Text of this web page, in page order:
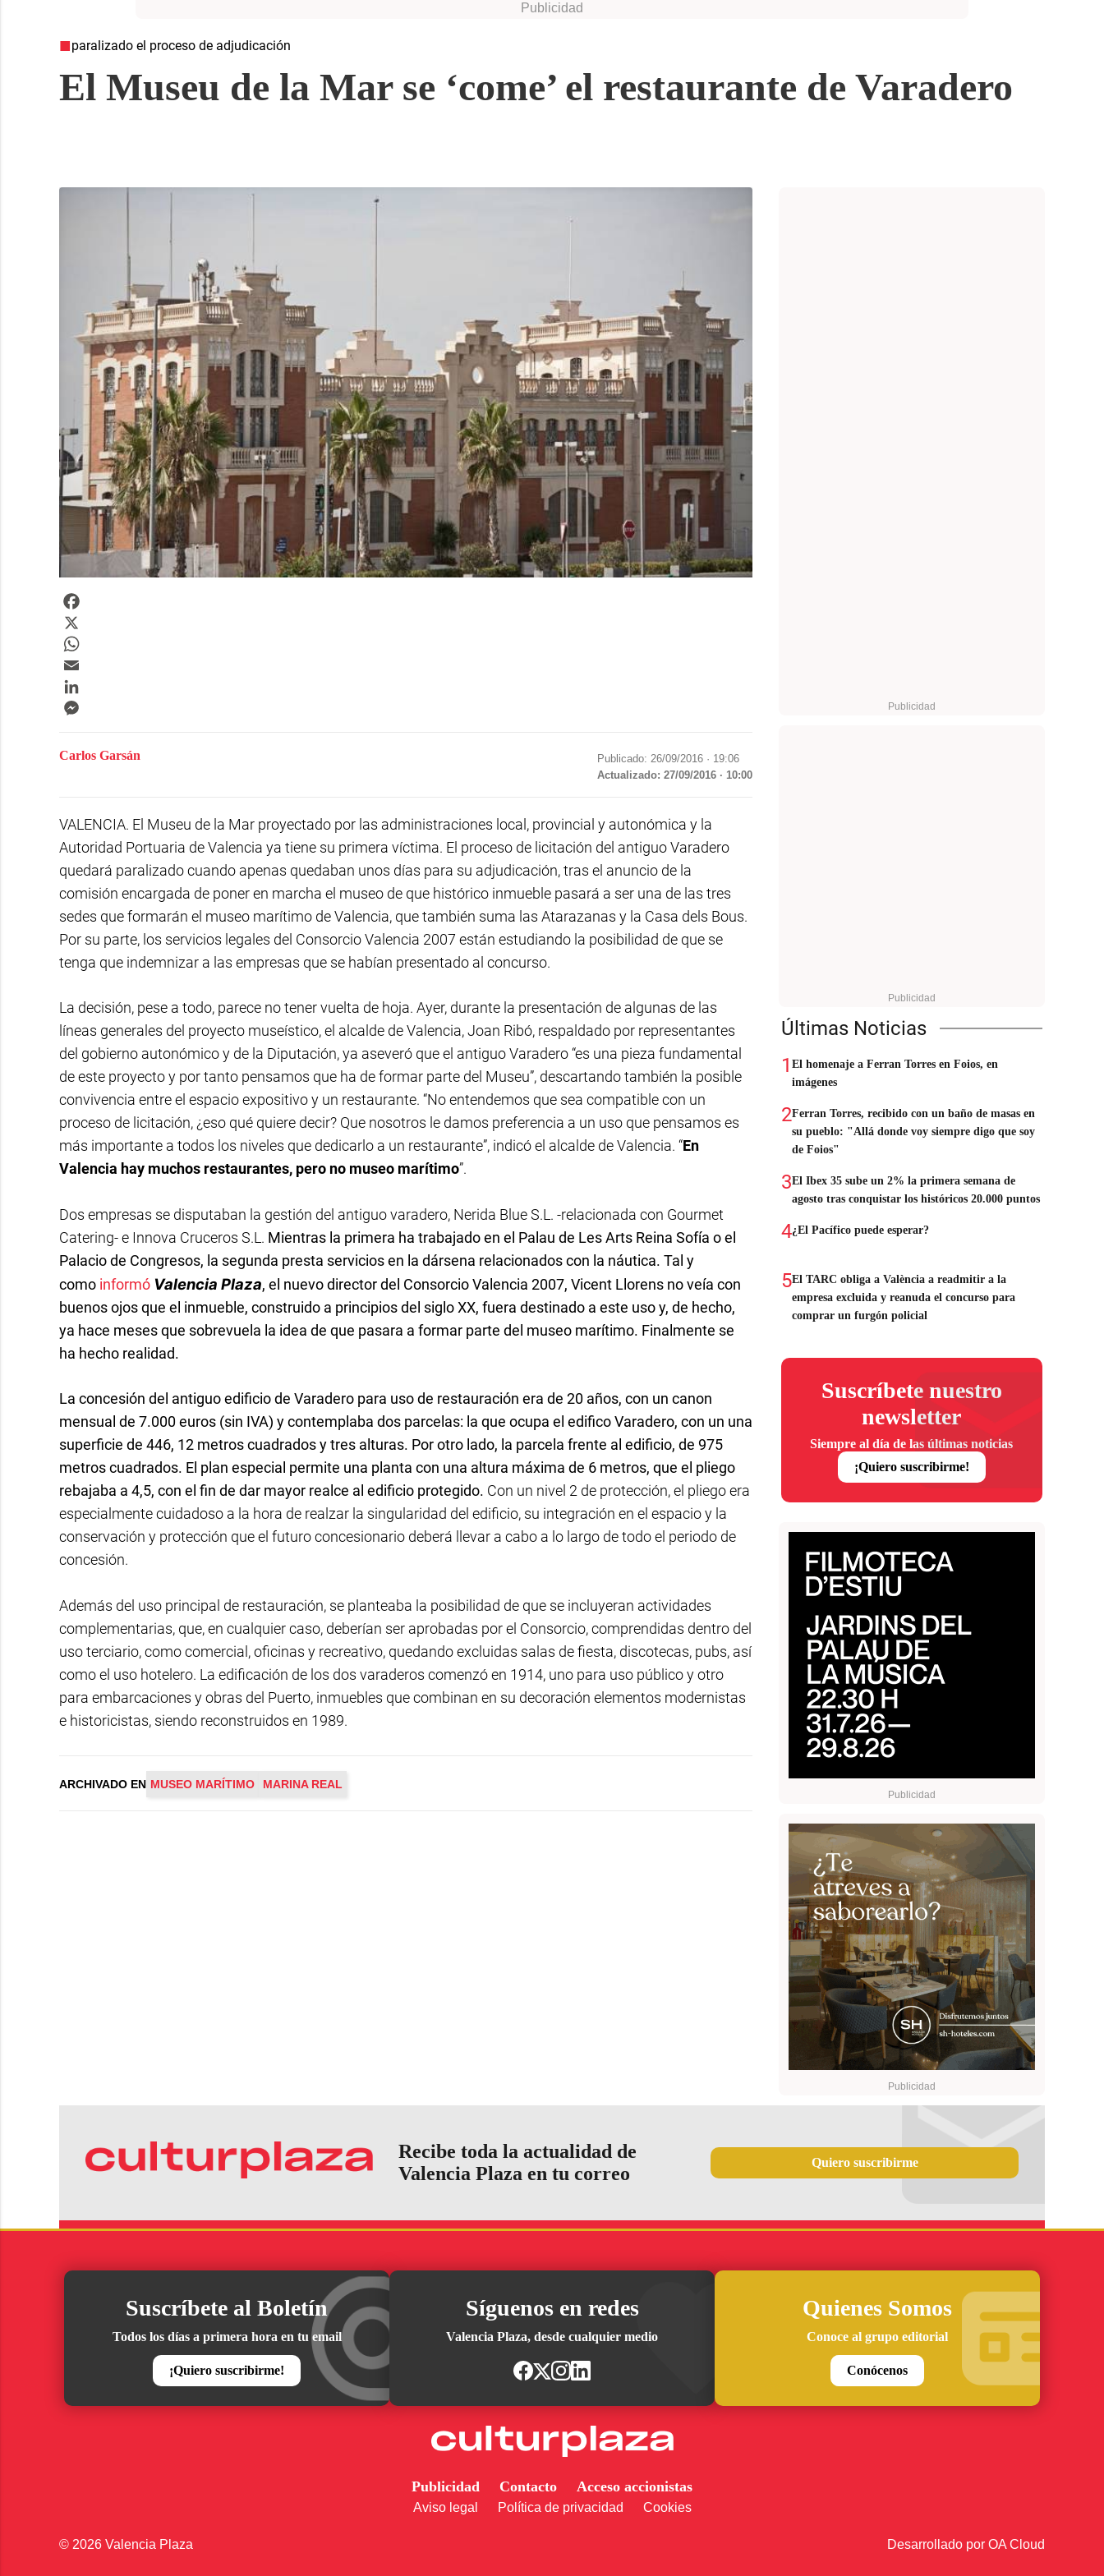
El Museu de la Mar se ‘come’ el restaurante de Varadero
paralizado el proceso de adjudicación
Últimas Noticias
1El homenaje a Ferran Torres en Foios, en
imágenes
2Ferran Torres, recibido con un baño de masas en
su pueblo: "Allá donde voy siempre digo que soy
de Foios"
3El Ibex 35 sube un 2% la primera semana de
agosto tras conquistar los históricos 20.000 puntos
4¿El Pacífico puede esperar?
5El TARC obliga a València a readmitir a la
empresa excluida y reanuda el concurso para
comprar un furgón policial
Suscríbete nuestro
newsletter
Siempre al día de las últimas noticias
¡Quiero suscribirme!
Carlos Garsán Publicado: 26/09/2016 · 19:06
Actualizado: 27/09/2016 · 10:00
VALENCIA. El Museu de la Mar proyectado por las administraciones local, provincial y autonómica y la
Autoridad Portuaria de Valencia ya tiene su primera víctima. El proceso de licitación del antiguo Varadero
quedará paralizado cuando apenas quedaban unos días para su adjudicación, tras el anuncio de la
comisión encargada de poner en marcha el museo de que histórico inmueble pasará a ser una de las tres
sedes que formarán el museo marítimo de Valencia, que también suma las Atarazanas y la Casa dels Bous.
Por su parte, los servicios legales del Consorcio Valencia 2007 están estudiando la posibilidad de que se
tenga que indemnizar a las empresas que se habían presentado al concurso.
La decisión, pese a todo, parece no tener vuelta de hoja. Ayer, durante la presentación de algunas de las
líneas generales del proyecto museístico, el alcalde de Valencia, Joan Ribó, respaldado por representantes
del gobierno autonómico y de la Diputación, ya aseveró que el antiguo Varadero “es una pieza fundamental
de este proyecto y por tanto pensamos que ha de formar parte del Museu”, descartando también la posible
convivencia entre el espacio expositivo y un restaurante. “No entendemos que sea compatible con un
proceso de licitación, ¿eso qué quiere decir? Que nosotros le damos preferencia a un uso que pensamos es
más importante a todos los niveles que dedicarlo a un restaurante”, indicó el alcalde de Valencia. “En
Valencia hay muchos restaurantes, pero no museo marítimo”.
Dos empresas se disputaban la gestión del antiguo varadero, Nerida Blue S.L. -relacionada con Gourmet
Catering-e Innova Cruceros S.L. Mientras la primera ha trabajado en el Palau de Les Arts Reina Sofía o el
Palacio de Congresos, la segunda presta servicios en la dársena relacionados con la náutica. Tal y
como informó Valencia Plaza, el nuevo director del Consorcio Valencia 2007, Vicent Llorens no veía con
buenos ojos que el inmueble, construido a principios del siglo XX, fuera destinado a este uso y, de hecho,
ya hace meses que sobrevuela la idea de que pasara a formar parte del museo marítimo. Finalmente se
ha hecho realidad.
La concesión del antiguo edificio de Varadero para uso de restauración era de 20 años, con un canon
mensual de 7.000 euros (sin IVA) y contemplaba dos parcelas: la que ocupa el edifico Varadero, con un una
superficie de 446, 12 metros cuadrados y tres alturas. Por otro lado, la parcela frente al edificio, de 975
metros cuadrados. El plan especial permite una planta con una altura máxima de 6 metros, que el pliego
rebajaba a 4,5, con el fin de dar mayor realce al edificio protegido. Con un nivel 2 de protección, el pliego era
especialmente cuidadoso a la hora de realzar la singularidad del edificio, su integración en el espacio y la
conservación y protección que el futuro concesionario deberá llevar a cabo a lo largo de todo el periodo de
concesión.
Además del uso principal de restauración, se planteaba la posibilidad de que se incluyeran actividades
complementarias, que, en cualquier caso, deberían ser aprobadas por el Consorcio, comprendidas dentro del
uso terciario, como comercial, oficinas y recreativo, quedando excluidas salas de fiesta, discotecas, pubs, así
como el uso hotelero. La edificación de los dos varaderos comenzó en 1914, uno para uso público y otro
para embarcaciones y obras del Puerto, inmuebles que combinan en su decoración elementos modernistas
e historicistas, siendo reconstruidos en 1989.
ARCHIVADO EN MUSEO MARÍTIMO MARINA REAL
Recibe toda la actualidad de
Valencia Plaza en tu correo
Quiero suscribirme
Suscríbete al Boletín
Todos los días a primera hora en tu email
¡Quiero suscribirme!
Síguenos en redes
Valencia Plaza, desde cualquier medio
Quienes Somos
Conoce al grupo editorial
Conócenos
Publicidad Contacto Acceso accionistas
Aviso legal Política de privacidad Cookies
© 2026 Valencia Plaza Desarrollado por OA Cloud